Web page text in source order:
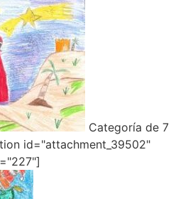
Categoría de 7
id="attachment_39502"